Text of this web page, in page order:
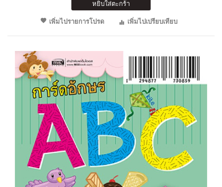
หยิบใส่ตะกร้า
เพิ่มไปรายการโปรด
เพิ่มไปเปรียบเทียบ